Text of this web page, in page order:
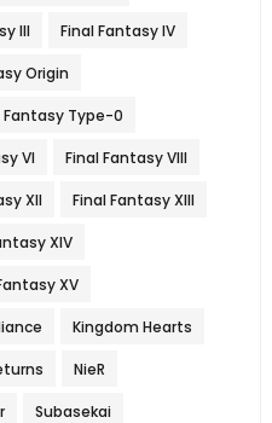
III Final Fantasy IV
Origin
Fantasy Type-0
VI Final Fantasy VIII
XII Final Fantasy XIII
XIV
XV
Kingdom Hearts
NieR
Subasekai